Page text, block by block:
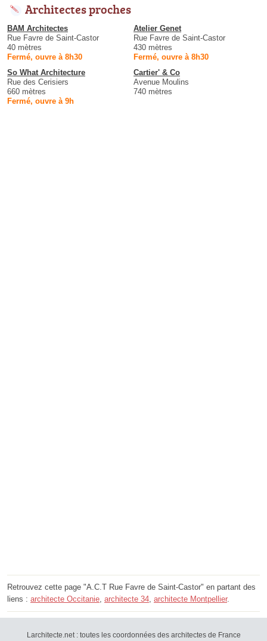
Architectes proches
BAM Architectes
Rue Favre de Saint-Castor
40 mètres
Fermé, ouvre à 8h30
Atelier Genet
Rue Favre de Saint-Castor
430 mètres
Fermé, ouvre à 8h30
So What Architecture
Rue des Cerisiers
660 mètres
Fermé, ouvre à 9h
Cartier' & Co
Avenue Moulins
740 mètres
Retrouvez cette page "A.C.T Rue Favre de Saint-Castor" en partant des
liens : architecte Occitanie, architecte 34, architecte Montpellier.
Larchitecte.net : toutes les coordonnées des architectes de France